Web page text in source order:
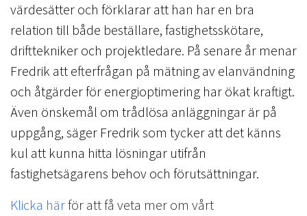
värdesätter och förklarar att han har en bra
relation till både beställare, fastighetsskötare,
drifttekniker och projektledare. På senare år menar
Fredrik att efterfrågan på mätning av elanvändning
och åtgärder för energioptimering har ökat kraftigt.
Även önskemål om trådlösa anläggningar är på
uppgång, säger Fredrik som tycker att det känns
kul att kunna hitta lösningar utifrån
fastighetsägarens behov och förutsättningar.
Klicka härför att få veta mer om vårt